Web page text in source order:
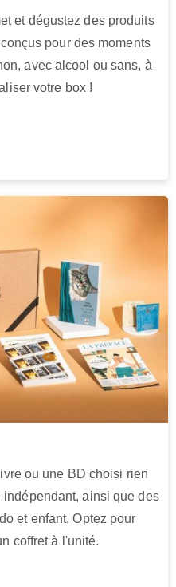
et dégustez des produits
pour des moments
avec alcool ou sans, à
votre box !
ou une BD choisi rien
ainsi que des
et enfant. Optez pour
coffret à l'unité.